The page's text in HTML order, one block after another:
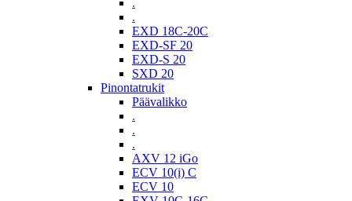
.
.
EXD 18C-20C
EXD-SF 20
EXD-S 20
SXD 20
Pinontatrukit
Päävalikko
.
.
.
AXV 12 iGo
ECV 10(i) C
ECV 10